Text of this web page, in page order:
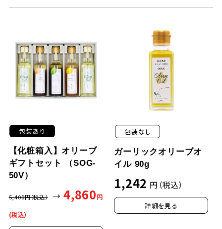
包装あり
【化粧箱入】オリーブ
ギフトセット （SOG-
50V）
5,400円（税込） → 4,860円
(税込）
包装なし
ガーリックオリーブオ
イル 90g
1,242 円（税込）
詳細を見る